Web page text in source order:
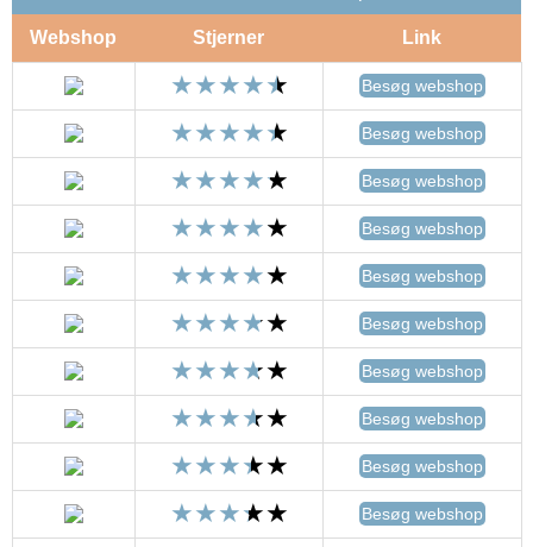
Webshop Stjerner Link
Besøg webshop
Besøg webshop
Besøg webshop
Besøg webshop
Besøg webshop
Besøg webshop
Besøg webshop
Besøg webshop
Besøg webshop
Besøg webshop